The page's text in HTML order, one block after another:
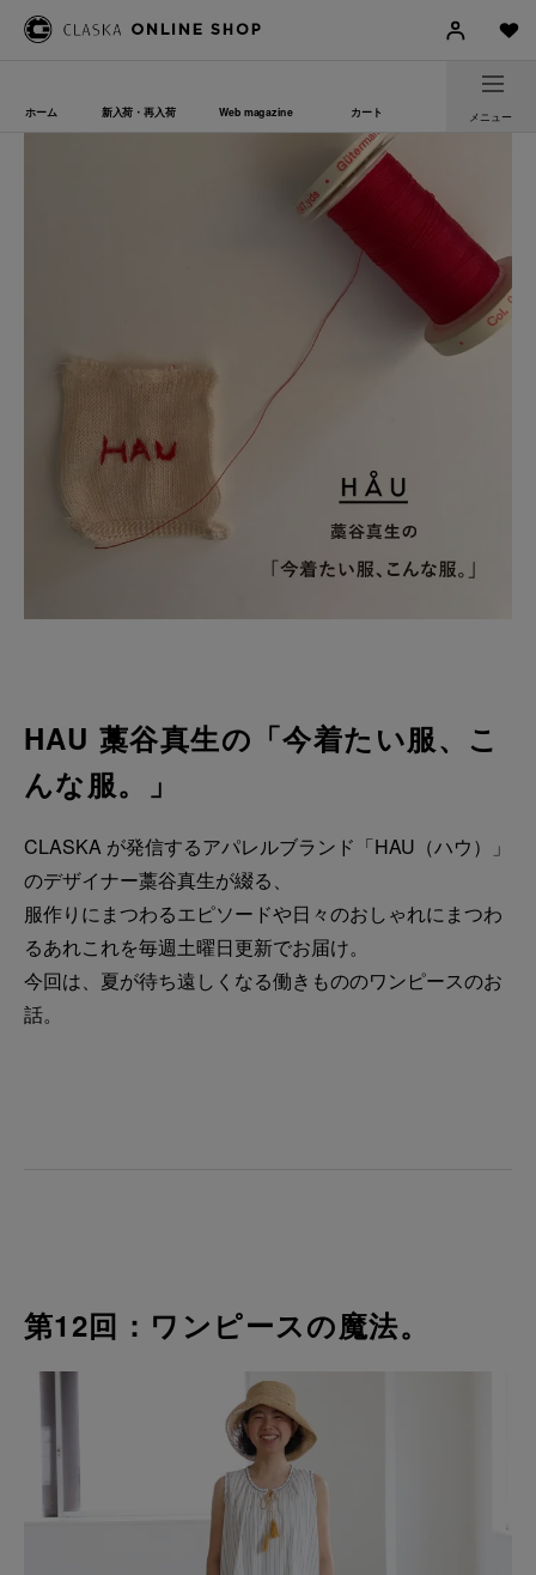
ホーム 新入荷・再入荷 Web magazine カート メニュー
HAU 藁谷真生の「今着たい服、こ
んな服。」
CLASKA が発信するアパレルブランド「HAU（ハウ）」
のデザイナー藁谷真生が綴る、
服作りにまつわるエピソードや日々のおしゃれにまつわ
るあれこれを毎週土曜日更新でお届け。
今回は、夏が待ち遠しくなる働きもののワンピースのお
話。
第12回：ワンピースの魔法。